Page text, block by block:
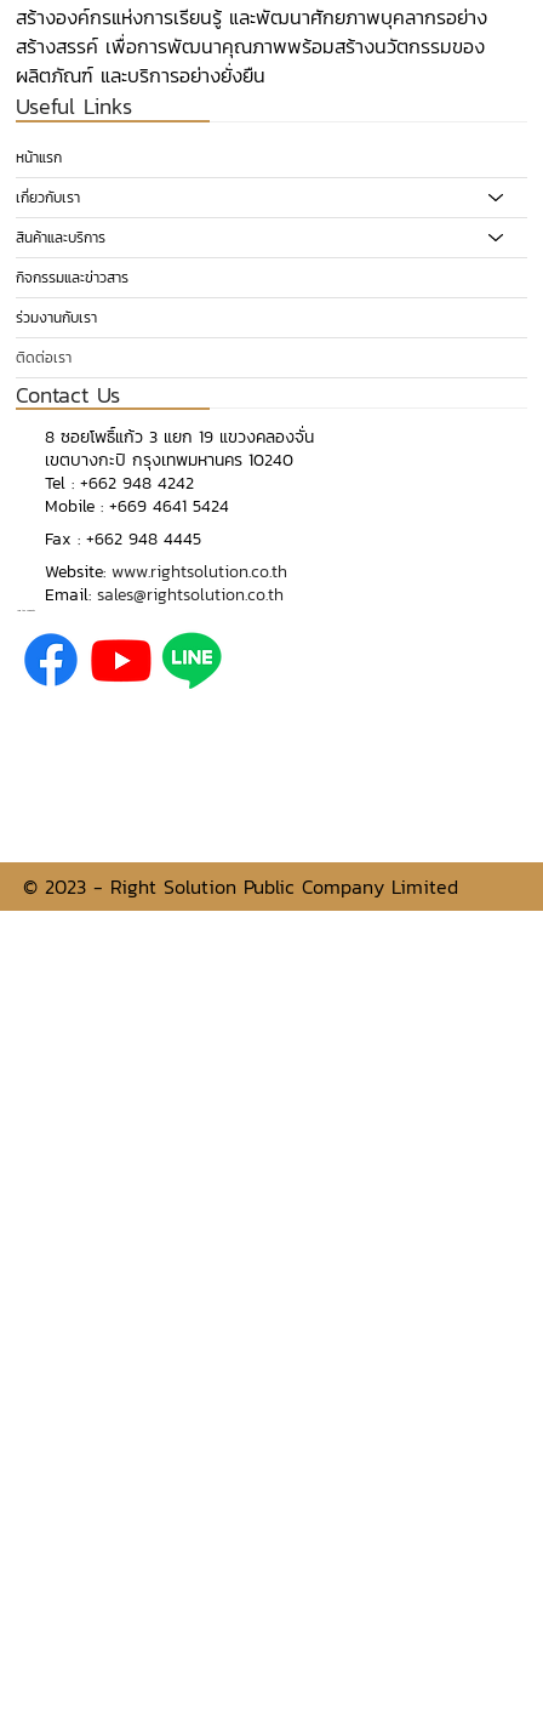
สร้างองค์กรแห่งการเรียนรู้ และพัฒนาศักยภาพบุคลากรอย่าง
สร้างสรรค์ เพื่อการพัฒนาคุณภาพพร้อมสร้างนวัตกรรมของ
ผลิตภัณฑ์ และบริการอย่างยั่งยืน
Useful Links
หน้าแรก
เกี่ยวกับเรา
สินค้าและบริการ
กิจกรรมและข่าวสาร
ร่วมงานกับเรา
ติดต่อเรา
Join the comunity
Email:sales@rightsolution.co.th
Website:www.rightsolution.co.th
Fax : +662 948 4445
​8 ซอยโพธิ์แก้ว 3 แยก 19 แขวงคลองจั่น
เขตบางกะปิ กรุงเทพมหานคร 10240
​Tel :+662 948 4242
Mobile :+669 4641 5424
Contact Us
© 2023 - Right Solution Public Company Limited